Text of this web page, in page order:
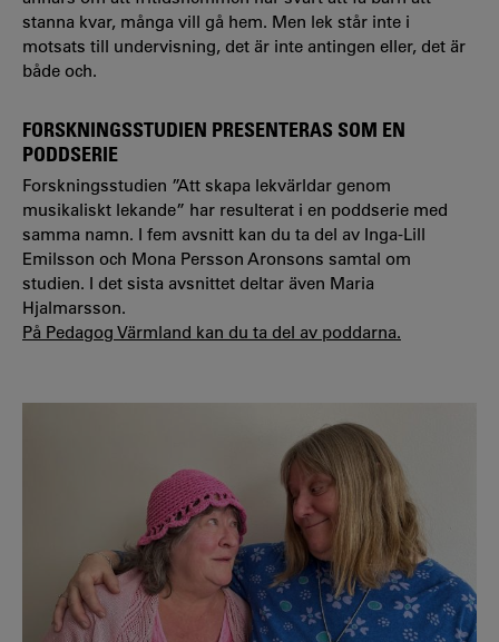
stanna kvar, många vill gå hem. Men lek står inte i
motsats till undervisning, det är inte antingen eller, det är
både och.
FORSKNINGSSTUDIEN PRESENTERAS SOM EN
PODDSERIE
Forskningsstudien ”Att skapa lekvärldar genom
musikaliskt lekande” har resulterat i en poddserie med
samma namn. I fem avsnitt kan du ta del av Inga-Lill
Emilsson och Mona Persson Aronsons samtal om
studien. I det sista avsnittet deltar även Maria
Hjalmarsson.
På Pedagog Värmland kan du ta del av poddarna.